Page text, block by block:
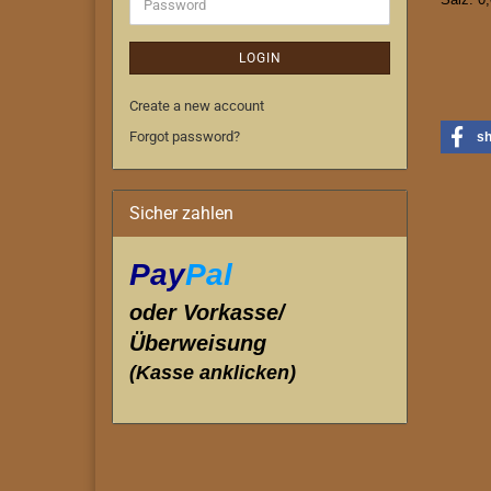
LOGIN
Create a new account
Forgot password?
Sicher zahlen
PayPal
oder Vorkasse/
Überweisung
(Kasse anklicken)